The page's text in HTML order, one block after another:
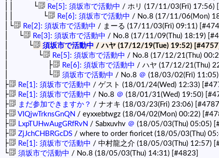
││ └ Re[5]: 須坂市で活動中 / ホリ (17/11/03(Fri) 17:56)
││ └ Re[6]: 須坂市で活動中 / No.8 (17/11/06(Mon)
│└ Re[2]: 須坂市で活動中 / まーる (17/11/03(Fri) 09:11)
│ └ Re[3]: 須坂市で活動中 / No.8 (17/11/09(Thu) 18:19)
│ └ 須坂市で活動中 / ハヤ (17/12/19(Tue) 19:52)
│ └ Re[5]: 須坂市で活動中 / No.8 (17/12/21(Thu)
│ ├ Re[6]: 須坂市で活動中 / ハヤ (17/12/21(Thu)
│ └ 須坂市で活動中 / No.8 ＠ (18/03/02(Fri)
├ Re[1]: 須坂市で活動中 / ゲスト (18/01/24(Wed) 12:33)
├ Re[1]: 須坂市で活動中 / No.8 ＠ (18/01/31(Wed) 19:50)
├ まだ参加できますか？ / ナオキ (18/03/23(Fri) 23:06)
├ VIQjwTrknsGnQN / eyxxebtwgz (18/04/02(Mon) 00:22)
├ LxpTUHwAugGRfRvN / Sabxuvhv ＠ (18/05/03(Thu) 05:05)
├ ZjJchCHBRGcDS / where to order fioricet (18/05/03(Thu)
├ Re[1]: 須坂市で活動中 / 中村龍之介 (18/05/03(Thu) 12:57)
└ 須坂市で活動中 / No.8 (18/05/03(Thu) 14:31) [#4823]